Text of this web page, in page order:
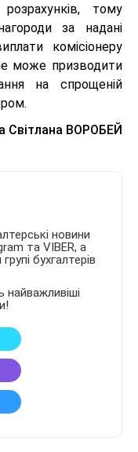
тому
за надані
комісіонеру
може призводити
на спрощеній
Світлана ВОРОБЕЙ
новини
та VIBER, а
бухгалтерів
найважливіші